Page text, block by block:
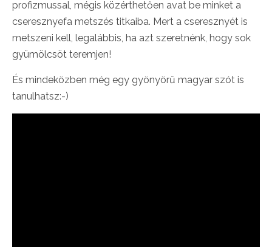
profizmussal, mégis közérthetően avat be minket a
cseresznyefa metszés titkaiba. Mert a cseresznyét is
metszeni kell, legalábbis, ha azt szeretnénk, hogy sok
gyümölcsöt teremjen!
És mindeközben még egy gyönyörű magyar szót is
tanulhatsz:-)